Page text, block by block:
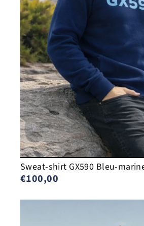
Sweat-shirt GX590 Bleu-
€100,00